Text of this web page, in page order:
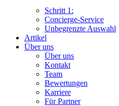
Schritt 1:
Concierge-Service
Unbegrenzte Auswahl
Artikel
Über uns
Über uns
Kontakt
Team
Bewertungen
Karriere
Für Partner